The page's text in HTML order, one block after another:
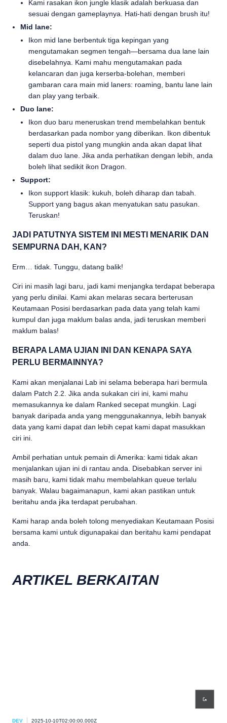
Kami rasakan ikon jungle klasik adalah berkuasa dan
sesuai dengan gameplaynya. Hati-hati dengan brush itu!
Mid lane:
Ikon mid lane berbentuk tiga kepingan yang
mengutamakan segmen tengah—bersama dua lane lain
disebelahnya. Kami mahu mengutamakan pada
kelancaran dan juga kerserba-bolehan, memberi
gambaran cara main mid laners: roaming, bantu lane lain
dan play yang terbaik.
Duo lane:
Ikon duo baru meneruskan trend membelahkan bentuk
berdasarkan pada nombor yang diberikan. Ikon dibentuk
seperti dua pistol yang mungkin anda akan dapat lihat
dalam duo lane. Jika anda perhatikan dengan lebih, anda
boleh lihat sedikit ikon Dragon.
Support:
Ikon support klasik: kukuh, boleh diharap dan tabah.
Support yang bagus akan menyatukan satu pasukan.
Teruskan!
JADI PATUTNYA SISTEM INI MESTI MENARIK DAN
SEMPURNA DAH, KAN?
Erm… tidak. Tunggu, datang balik!
Ciri ini masih lagi baru, jadi kami menjangka terdapat beberapa
yang perlu dinilai. Kami akan melaras secara berterusan
Keutamaan Posisi berdasarkan pada data yang telah kami
kumpul dan juga maklum balas anda, jadi teruskan memberi
maklum balas!
BERAPA LAMA UJIAN INI DAN KENAPA SAYA
PERLU BERMAINNYA?
Kami akan menjalanai Lab ini selama beberapa hari bermula
dalam Patch 2.2. Jika anda sukakan ciri ini, kami mahu
memasukannya ke dalam Ranked secepat mungkin. Lagi
banyak daripada anda yang menggunakannya, lebih banyak
data yang kami dapat dan lebih cepat kami dapat masukkan
ciri ini.
Ambil perhatian untuk pemain di Amerika: kami tidak akan
menjalankan ujian ini di rantau anda. Disebabkan server ini
masih baru, kami tidak mahu membelahkan queue terlalu
banyak. Walau bagaimanapun, kami akan pastikan untuk
beritahu anda jika terdapat perubahan.
Kami harap anda boleh tolong menyediakan Keutamaan Posisi
bersama kami untuk digunapakai dan beritahu kami pendapat
anda.
ARTIKEL BERKAITAN
DEV 2025-10-10T02:00:00.000Z